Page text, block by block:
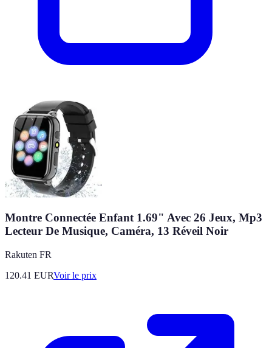
Montre Connectée Enfant 1.69" Avec 26 Jeux, Mp3
Lecteur De Musique, Caméra, 13 Réveil Noir
Rakuten FR
120.41 EURVoir le prix